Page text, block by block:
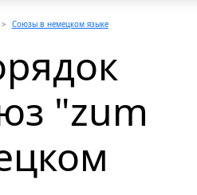
Союзы в немецком языке
"zum